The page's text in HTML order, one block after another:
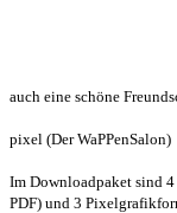
auch eine schöne
pixel (Der WaPPenSalon)
Im Downloadpaket sind 4
PDF) und 3